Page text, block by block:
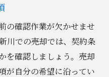
の確認作業が欠かせませ
川での売却では、契約条
を確認しましょう。売却
が自分の希望に沿ってい